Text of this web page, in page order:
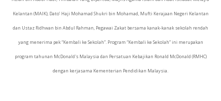
Kelantan (MAIK); Dato’ Haji Mohamad Shukri bin Mohamad, Mufti Kerajaan Negeri Kelantan
dan Ustaz Ridhwan bin Abdul Rahman, Pegawai Zakat bersama kanak-kanak sekolah rendah
yang menerima pek “Kembali ke Sekolah”. Program “Kembali ke Sekolah” ini merupakan
program tahunan McDonald's Malaysia dan Persatuan Kebajikan Ronald McDonald (RMHC)
dengan kerjasama Kementerian Pendidikan Malaysia.